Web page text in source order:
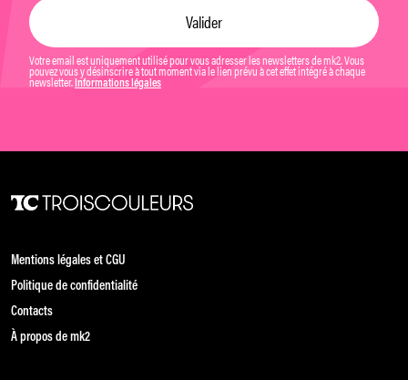
Votre email est uniquement utilisé pour vous adresser les newsletters de mk2. Vous
pouvez vous y désinscrire à tout moment via le lien prévu à cet effet intégré à chaque
newsletter. Informations légales
Mentions légales et CGU
Politique de confidentialité
Contacts
À propos de mk2